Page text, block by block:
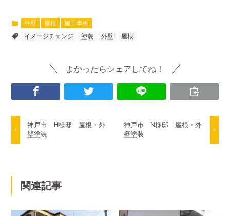
外壁 屋根
施工事例
イメージチェンジ
塗装 外壁 屋根
よかったらシェアしてね！
神戸市 H様邸 屋根・外
壁塗装
神戸市 N様邸 屋根・外
壁塗装
関連記事